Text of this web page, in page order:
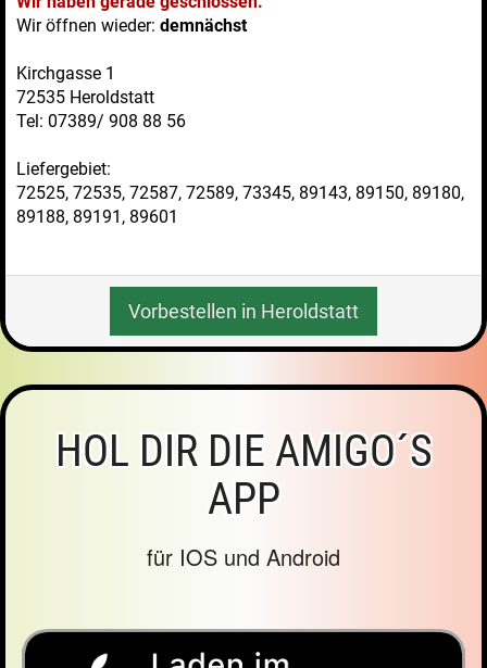
Wir öffnen wieder: demnächst
Kirchgasse 1
72535 Heroldstatt
Tel: 07389/ 908 88 56
Liefergebiet:
72525, 72535, 72587, 72589, 73345, 89143, 89150, 89180,
89188, 89191, 89601
Vorbestellen in Heroldstatt
HOL DIR DIE AMIGO´S
APP
für IOS und Android